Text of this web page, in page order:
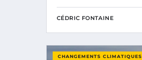
CÉDRIC FONTAINE
CHANGEMENTS CLIMATIQUES